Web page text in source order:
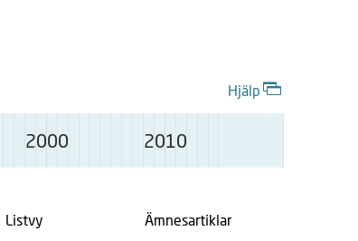
Hjälp
2000 2010
Listvy Ämnesartiklar